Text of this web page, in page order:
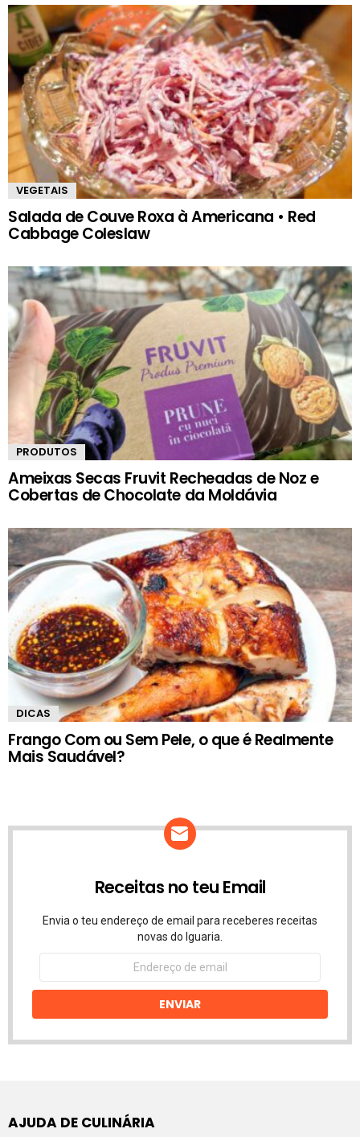
VEGETAIS
Salada de Couve Roxa à Americana • Red
Cabbage Coleslaw
PRODUTOS
Ameixas Secas Fruvit Recheadas de Noz e
Cobertas de Chocolate da Moldávia
DICAS
Frango Com ou Sem Pele, o que é Realmente
Mais Saudável?
Receitas no teu Email
Envia o teu endereço de email para receberes receitas
novas do Iguaria.
Endereço
email
ENVIAR
AJUDA DE CULINÁRIA